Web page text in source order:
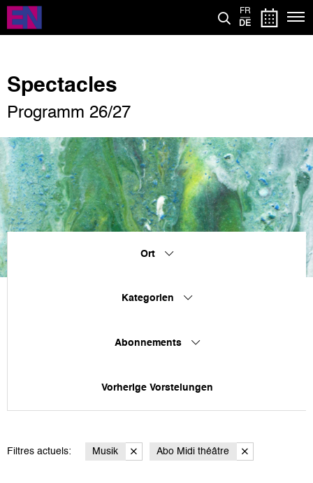
Direkt
zum
Inhalt
FR
DE
Spectacles
Programm 26/27
Ort
Kategorien
Abonnements
Vorherige Vorstelungen
Filtres actuels: Musik Abo Midi théâtre